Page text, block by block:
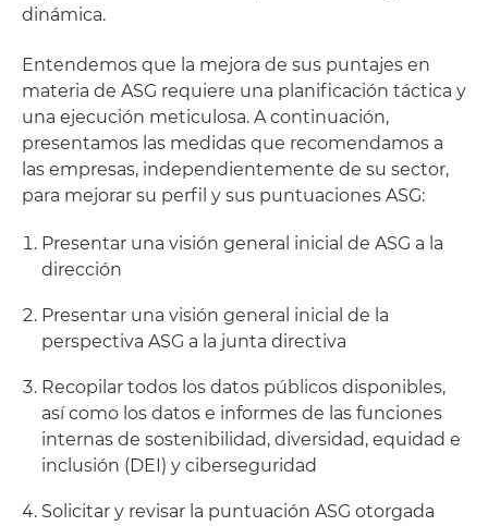
dinámica.
Entendemos que la mejora de sus puntajes en
materia de ASG requiere una planificación táctica y
una ejecución meticulosa. A continuación,
presentamos las medidas que recomendamos a
las empresas, independientemente de su sector,
para mejorar su perfil y sus puntuaciones ASG:
Presentar una visión general inicial de ASG a la
dirección
Presentar una visión general inicial de la
perspectiva ASG a la junta directiva
Recopilar todos los datos públicos disponibles,
así como los datos e informes de las funciones
internas de sostenibilidad, diversidad, equidad e
inclusión (DEI) y ciberseguridad
Solicitar y revisar la puntuación ASG otorgada